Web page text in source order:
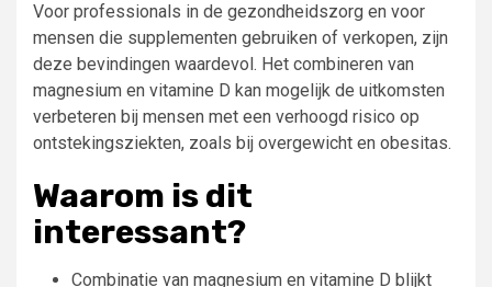
Voor professionals in de gezondheidszorg en voor
mensen die supplementen gebruiken of verkopen, zijn
deze bevindingen waardevol. Het combineren van
magnesium en vitamine D kan mogelijk de uitkomsten
verbeteren bij mensen met een verhoogd risico op
ontstekingsziekten, zoals bij overgewicht en obesitas.
Waarom is dit
interessant?
Combinatie van magnesium en vitamine D blijkt